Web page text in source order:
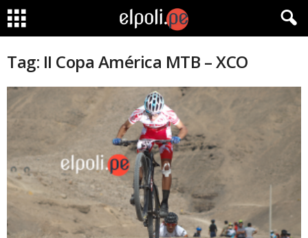
Tag: II Copa América MTB – XCO